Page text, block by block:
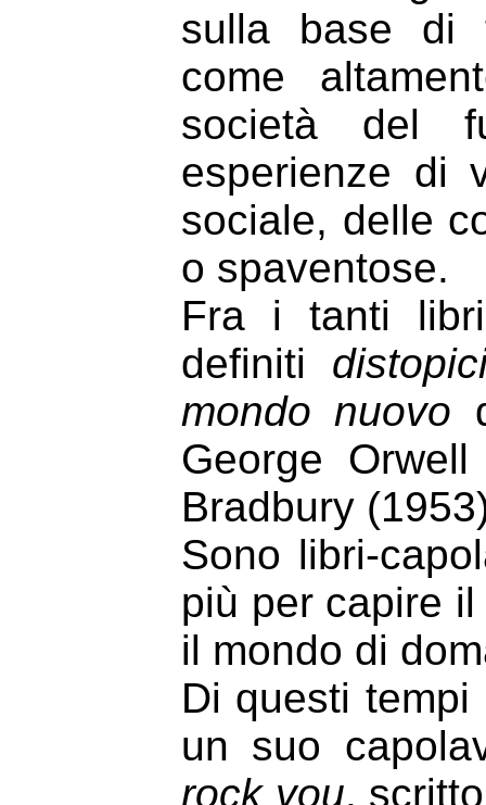
sulla base di
come
società del
esperienze di
sociale, delle
o spaventose.
Fra i tanti
definiti
mondo nuovo
George
Bradbury
Sono libri-
più per capire
il mondo di
Di questi
un suo
rock you,